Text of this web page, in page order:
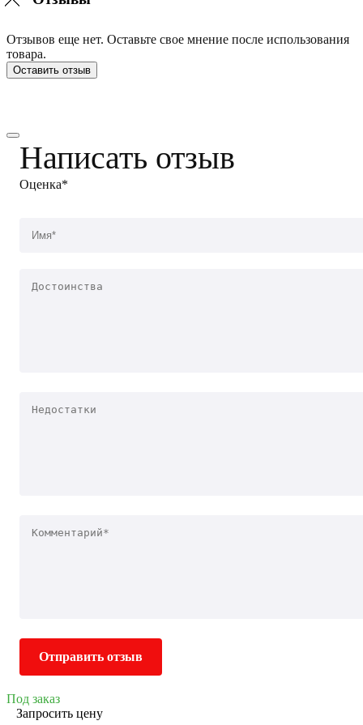
Отзывов еще нет. Оставьте свое мнение после использования
товара.
Оставить отзыв
Написать отзыв
Оценка*
Отправить отзыв
Под заказ
Запросить цену